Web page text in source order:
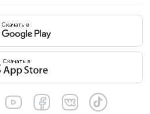
Скачать в
Скачать в